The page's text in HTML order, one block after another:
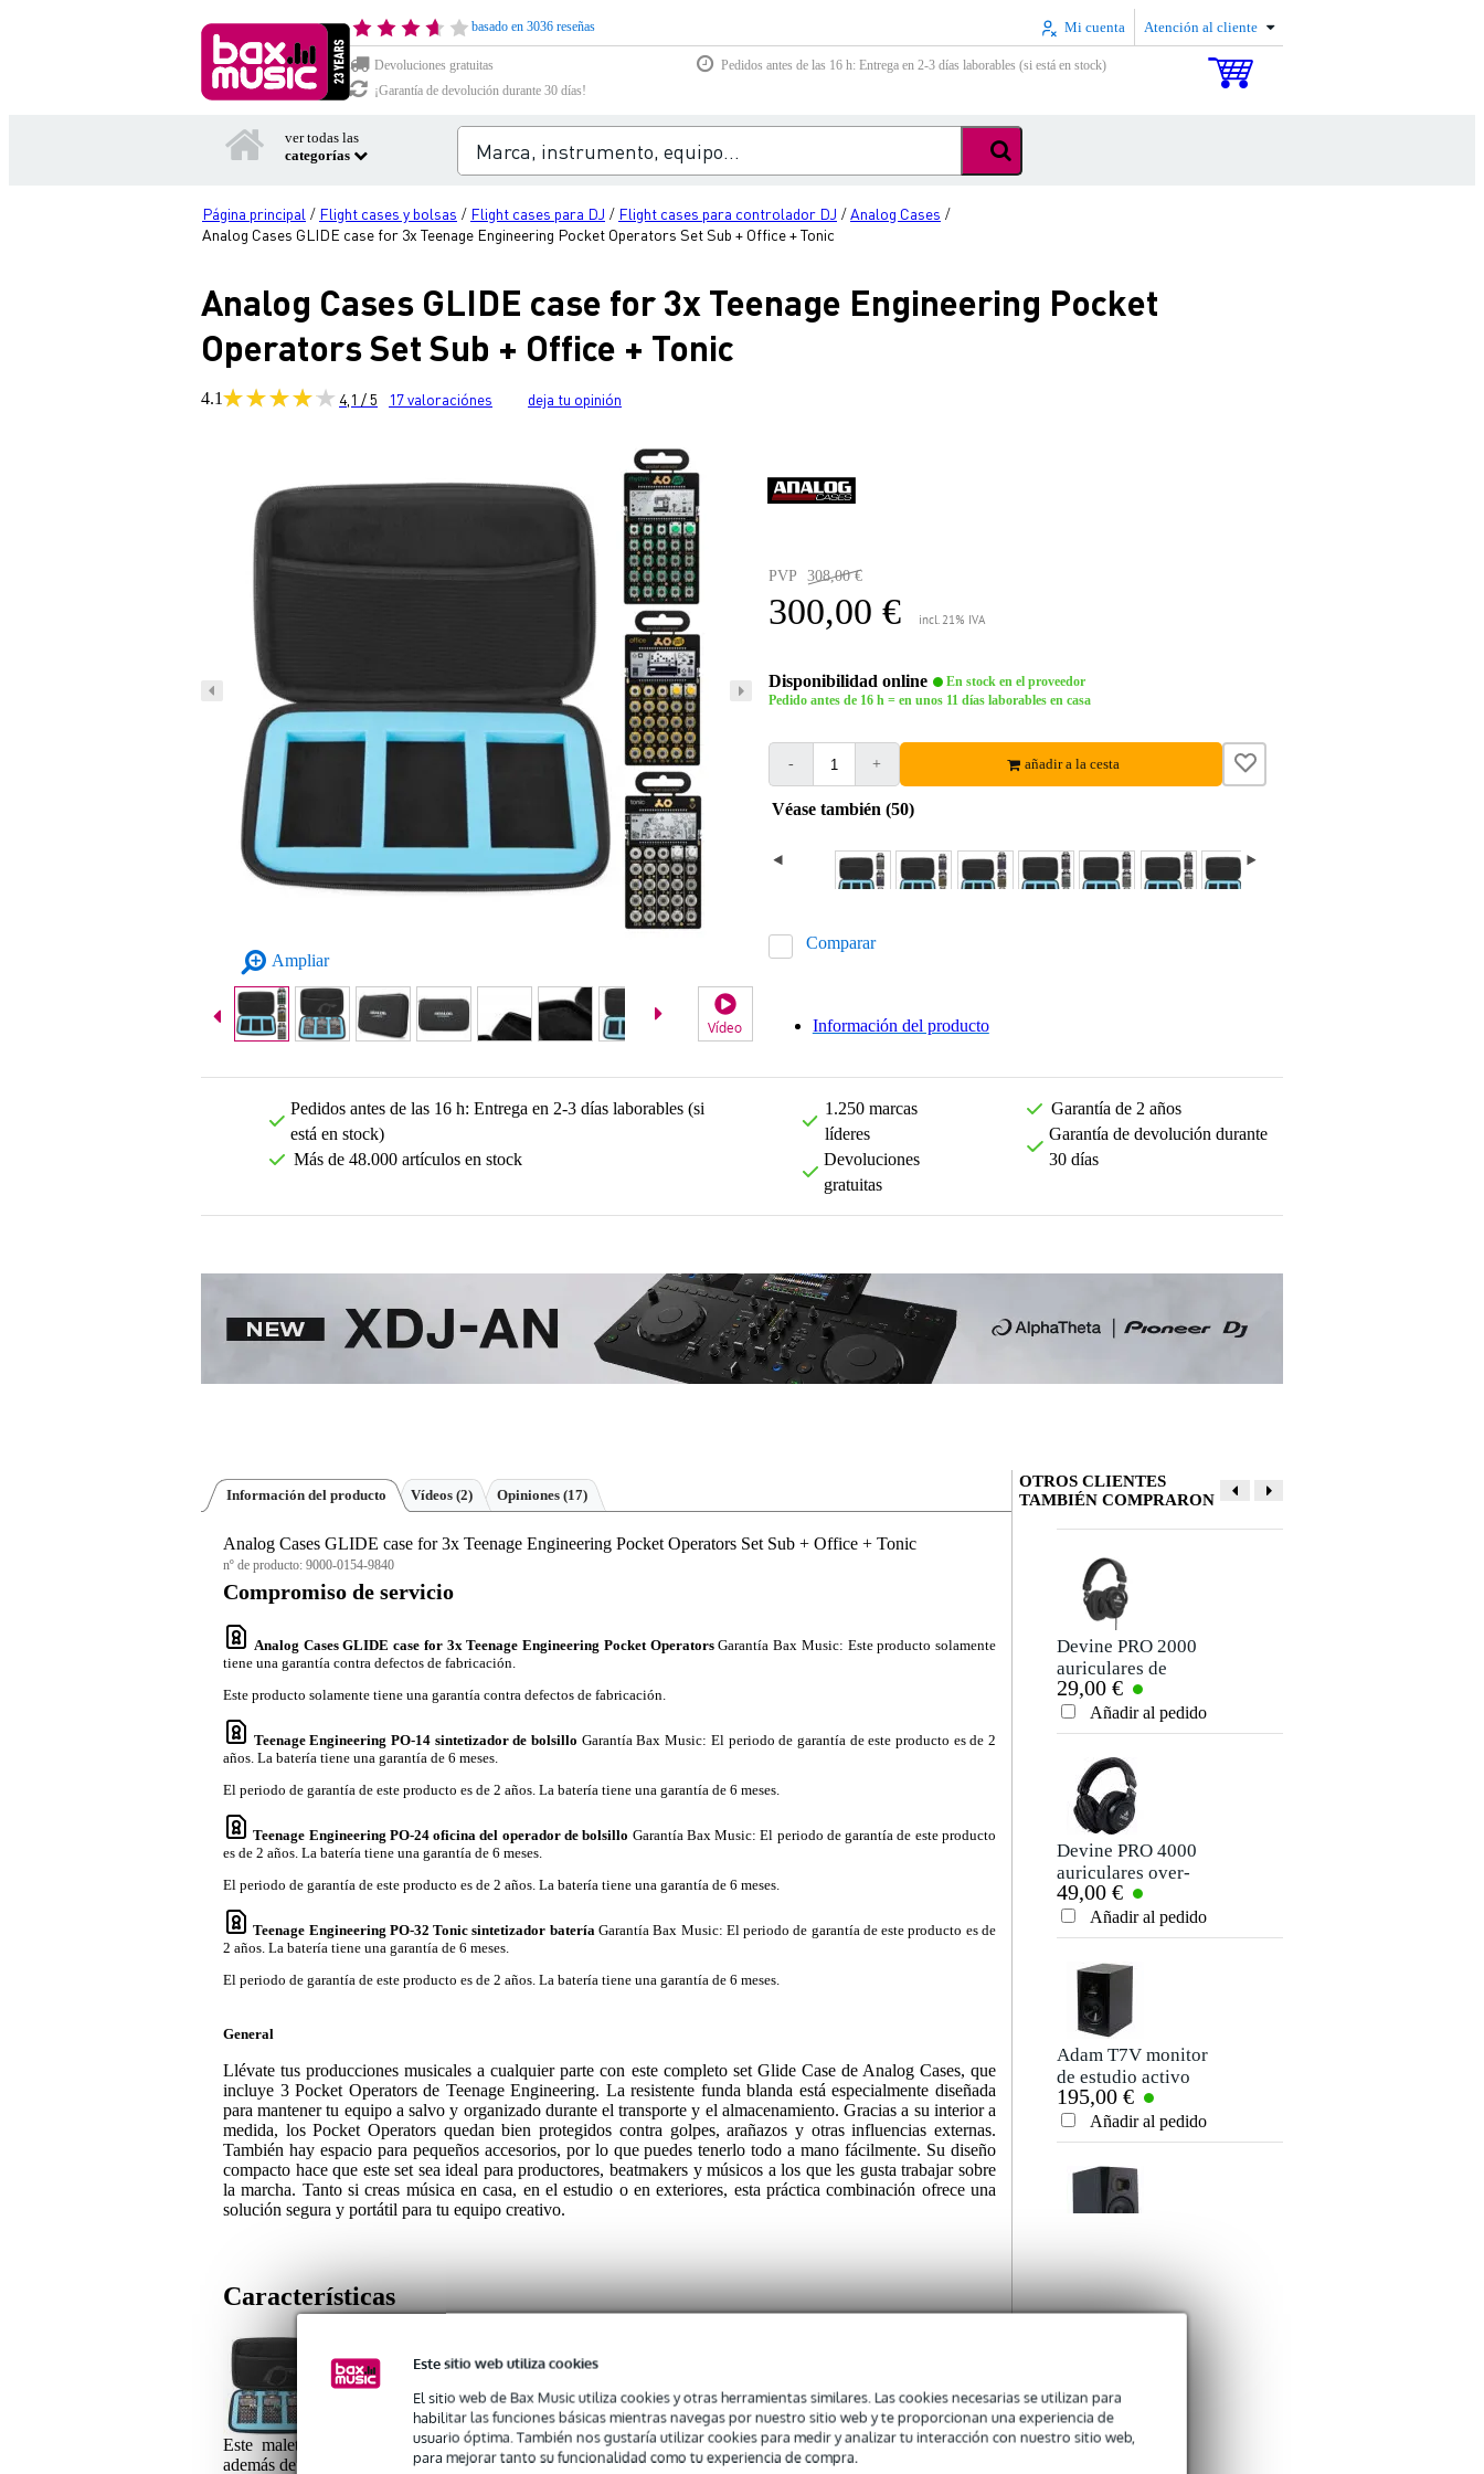
Este sitio web utiliza cookies
El sitio web de Bax Music utiliza cookies y otras herramientas similares. Las cookies necesarias se utilizan para
habilitar las funciones básicas mientras navegas por nuestro sitio web y te proporcionan una experiencia de
usuario óptima. También nos gustaría utilizar cookies para medir y analizar tu interacción con nuestro sitio web,
para mejorar tanto su funcionalidad como tu experiencia de compra.
basado en 3036 reseñas Mi cuenta Atención al cliente
Devoluciones gratuitas
Pedidos antes de las 16 h: Entrega en 2-3 días laborables (si está en stock)
¡Garantía de devolución durante 30 días!
ver todas las
categorías
Página principal / Flight cases y bolsas / Flight cases para DJ / Flight cases para controlador DJ /Analog Cases /
Analog Cases GLIDE case for 3x Teenage Engineering Pocket Operators Set Sub + Office + Tonic
Analog Cases GLIDE case for 3x Teenage Engineering Pocket
Operators Set Sub + Office + Tonic
4.1 4,1 / 5 17valoraciónes deja tu opinión
Ampliar
Vídeo Video 2
PVP 308,00 €
300,00 € incl. 21% IVA
Disponibilidad online
En stock en el proveedor
Pedido antes de 16 h = en unos 11 días laborables en casa
- + añadir a la cesta
Véase también (50)
Comparar
Información del producto
Pedidos antes de las 16 h: Entrega en 2-3 días laborables (si
está en stock)
Más de 48.000 artículos en stock
1.250 marcas
líderes
Devoluciones
gratuitas
Garantía de 2 años
Garantía de devolución durante
30 días
Información del producto Vídeos (2) Opiniones (17)
Analog Cases GLIDE case for 3x Teenage Engineering Pocket Operators Set Sub + Office + Tonic
nº de producto: 9000-0154-9840
Compromiso de servicio
Analog Cases GLIDE case for 3x Teenage Engineering Pocket OperatorsGarantía Bax Music: Este producto solamente
tiene una garantía contra defectos de fabricación.
Este producto solamente tiene una garantía contra defectos de fabricación.
Teenage Engineering PO-14 sintetizador de bolsillo Garantía Bax Music: El periodo de garantía de este producto es de 2
años. La batería tiene una garantía de 6 meses.
El periodo de garantía de este producto es de 2 años. La batería tiene una garantía de 6 meses.
Teenage Engineering PO-24 oficina del operador de bolsillo Garantía Bax Music: El periodo de garantía de este producto
es de 2 años. La batería tiene una garantía de 6 meses.
El periodo de garantía de este producto es de 2 años. La batería tiene una garantía de 6 meses.
Teenage Engineering PO-32 Tonic sintetizador batería Garantía Bax Music: El periodo de garantía de este producto es de
2 años. La batería tiene una garantía de 6 meses.
El periodo de garantía de este producto es de 2 años. La batería tiene una garantía de 6 meses.
General
Llévate tus producciones musicales a cualquier parte con este completo set Glide Case de Analog Cases, que
incluye 3 Pocket Operators de Teenage Engineering. La resistente funda blanda está especialmente diseñada
para mantener tu equipo a salvo y organizado durante el transporte y el almacenamiento. Gracias a su interior a
medida, los Pocket Operators quedan bien protegidos contra golpes, arañazos y otras influencias externas.
También hay espacio para pequeños accesorios, por lo que puedes tenerlo todo a mano fácilmente. Su diseño
compacto hace que este set sea ideal para productores, beatmakers y músicos a los que les gusta trabajar sobre
la marcha. Tanto si creas música en casa, en el estudio o en exteriores, esta práctica combinación ofrece una
solución segura y portátil para tu equipo creativo.
Características
1x Analog Cases GLIDE case for 3x Teenage Engineering Pocket Operators
Este maletín GLIDE de Analog Cases tiene capacidad para tres Teenage Engineering Pocket Operators,
además de algunos accesorios pequeños.
OTROS CLIENTES
TAMBIÉN COMPRARON
Devine PRO 2000
auriculares de
estudio
29,00 €
Añadir al pedido
Devine PRO 4000
auriculares over-
ear
49,00 €
Añadir al pedido
Adam T7V monitor
de estudio activo
(cada uno)
195,00 €
Añadir al pedido
(cada uno)
165,00 €